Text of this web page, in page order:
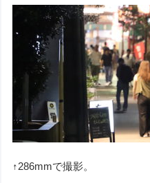
↑286mmで撮影。